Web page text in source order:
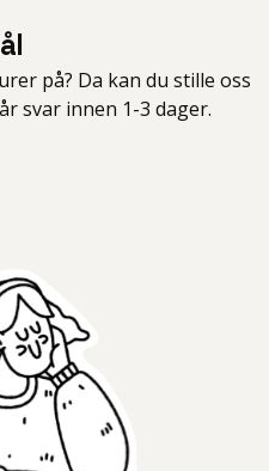
på? Da kan du stille oss
svar innen 1-3 dager.